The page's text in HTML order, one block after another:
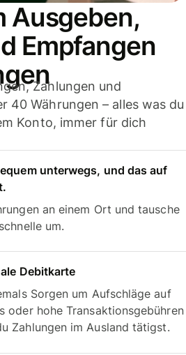
Ausgeben,
Empfangen
Zahlungen und
40 Währungen – alles was du
Konto, immer für dich
unterwegs, und das auf
an einem Ort und tausche
um.
Debitkarte
Sorgen um Aufschläge auf
oder hohe Transaktionsgebühren
Zahlungen im Ausland tätigst.